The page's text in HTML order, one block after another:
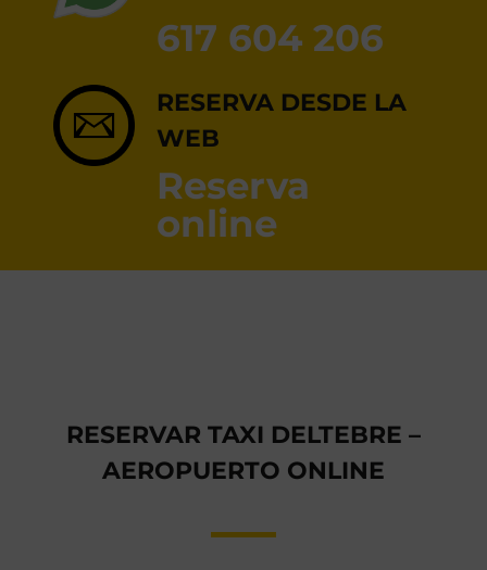
617 604 206
RESERVA DESDE LA
WEB
Reserva
online
RESERVAR TAXI DELTEBRE –
AEROPUERTO ONLINE